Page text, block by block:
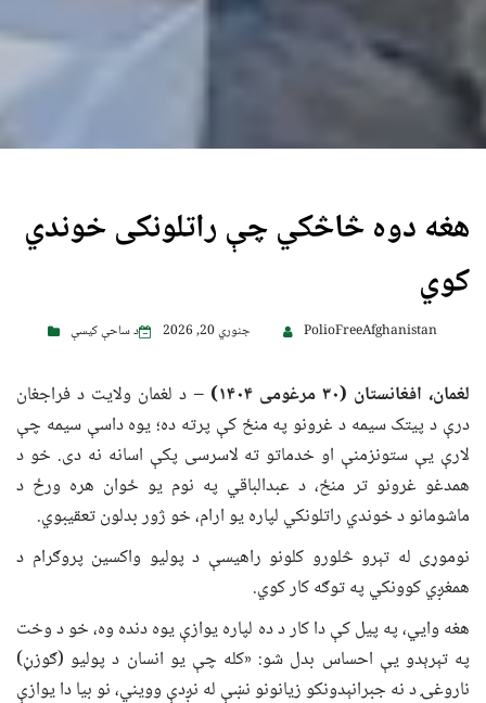
هغه دوه څاڅکي چې راتلونکی خوندي
کوي
PolioFreeAfghanistan جنوري 20, 2026 د ساحې کیسې
لغمان، افغانستان (۳۰ مرغومی ۱۴۰۴) – د لغمان ولایت د فراجغان
درې د پیتک سیمه د غرونو په منځ کې پرته ده؛ یوه داسې سیمه چې
لارې یې ستونزمنې او خدماتو ته لاسرسی پکې اسانه نه دی. خو د
همدغو غرونو تر منځ، د عبدالباقي په نوم یو ځوان هره ورځ د
ماشومانو د خوندي راتلونکي لپاره یو ارام، خو ژور بدلون تعقیبوي.
نوموړی له تېرو څلورو کلونو راهیسې د پولیو واکسین پروګرام د
همغږي کوونکي په توګه کار کوي.
هغه وايي، په پیل کې دا کار د ده لپاره یوازې یوه دنده وه، خو د وخت
په تېرېدو یې احساس بدل شو: «کله چې یو انسان د پولیو (ګوزڼ)
ناروغۍ د نه جبرانېدونکو زیانونو نښې له نږدې وویني، نو بیا دا یوازې